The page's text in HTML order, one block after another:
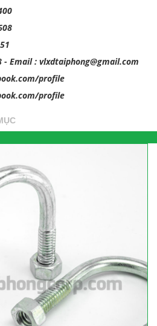
- Email : vlxdtaiphong@gmail.com
profile
profile